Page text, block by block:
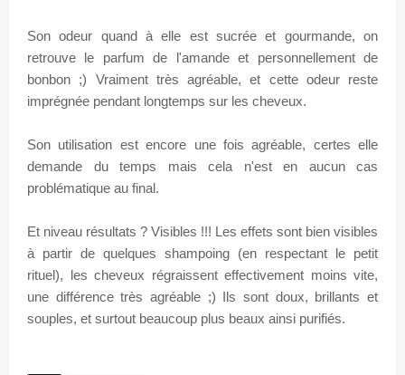
Son odeur quand à elle est sucrée et gourmande, on
retrouve le parfum de l'amande et personnellement de
bonbon ;) Vraiment très agréable, et cette odeur reste
imprégnée pendant longtemps sur les cheveux.
Son utilisation est encore une fois agréable, certes elle
demande du temps mais cela n'est en aucun cas
problématique au final.
Et niveau résultats ? Visibles !!! Les effets sont bien visibles
à partir de quelques shampoing (en respectant le petit
rituel), les cheveux régraissent effectivement moins vite,
une différence très agréable ;) Ils sont doux, brillants et
souples, et surtout beaucoup plus beaux ainsi purifiés.